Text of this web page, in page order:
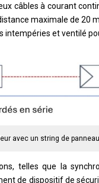
câbles à courant
maximale de 20
intempéries et ventilé
avec un string de
telles que la
de dispositif de